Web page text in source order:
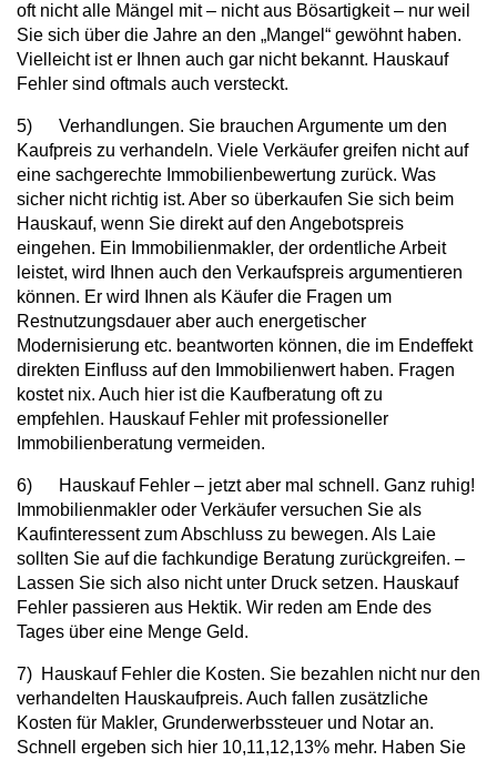
oft nicht alle Mängel mit – nicht aus Bösartigkeit – nur weil
Sie sich über die Jahre an den „Mangel“ gewöhnt haben.
Vielleicht ist er Ihnen auch gar nicht bekannt. Hauskauf
Fehler sind oftmals auch versteckt.
5) Verhandlungen. Sie brauchen Argumente um den
Kaufpreis zu verhandeln. Viele Verkäufer greifen nicht auf
eine sachgerechte Immobilienbewertung zurück. Was
sicher nicht richtig ist. Aber so überkaufen Sie sich beim
Hauskauf, wenn Sie direkt auf den Angebotspreis
eingehen. Ein Immobilienmakler, der ordentliche Arbeit
leistet, wird Ihnen auch den Verkaufspreis argumentieren
können. Er wird Ihnen als Käufer die Fragen um
Restnutzungsdauer aber auch energetischer
Modernisierung etc. beantworten können, die im Endeffekt
direkten Einfluss auf den Immobilienwert haben. Fragen
kostet nix. Auch hier ist die Kaufberatung oft zu
empfehlen. Hauskauf Fehler mit professioneller
Immobilienberatung vermeiden.
6) Hauskauf Fehler – jetzt aber mal schnell. Ganz ruhig!
Immobilienmakler oder Verkäufer versuchen Sie als
Kaufinteressent zum Abschluss zu bewegen. Als Laie
sollten Sie auf die fachkundige Beratung zurückgreifen. –
Lassen Sie sich also nicht unter Druck setzen. Hauskauf
Fehler passieren aus Hektik. Wir reden am Ende des
Tages über eine Menge Geld.
7) Hauskauf Fehler die Kosten. Sie bezahlen nicht nur den
verhandelten Hauskaufpreis. Auch fallen zusätzliche
Kosten für Makler, Grunderwerbssteuer und Notar an.
Schnell ergeben sich hier 10,11,12,13% mehr. Haben Sie